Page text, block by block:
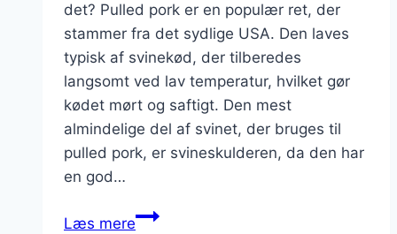
det? Pulled pork er en populær ret, der
stammer fra det sydlige USA. Den laves
typisk af svinekød, der tilberedes
langsomt ved lav temperatur, hvilket gør
kødet mørt og saftigt. Den mest
almindelige del af svinet, der bruges til
pulled pork, er svineskulderen, da den har
en god…
Læs merePulled